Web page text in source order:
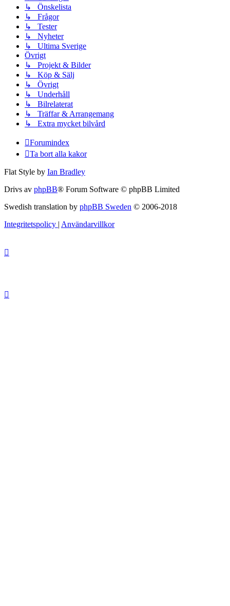
↳ Önskelista
↳ Frågor
↳ Tester
↳ Nyheter
↳ Ultima Sverige
Övrigt
↳ Projekt & Bilder
↳ Köp & Sälj
↳ Övrigt
↳ Underhåll
↳ Bilrelaterat
↳ Träffar & Arrangemang
↳ Extra mycket bilvård
Forumindex
Ta bort alla kakor
Flat Style by Ian Bradley
Drivs av phpBB® Forum Software © phpBB Limited
Swedish translation by phpBB Sweden © 2006-2018
Integritetspolicy | Användarvillkor